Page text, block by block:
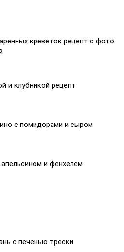
креветок рецепт с фото
и клубникой рецепт
с помидорами и сыром
и фенхелем
с печенью трески